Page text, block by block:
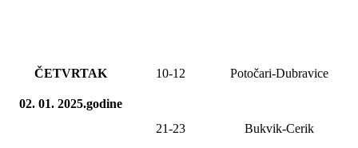
ČETVRTAK
02. 01. 2025.godine
10-12 Potočari-Dubravice
21-23 Bukvik-Cerik